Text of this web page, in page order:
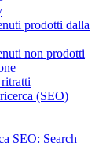
prodotti dalla
non prodotti
(SEO)
SEO: Search